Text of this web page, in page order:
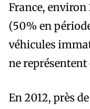
France, environ
(50% en
véhicules
ne
En 2012, près